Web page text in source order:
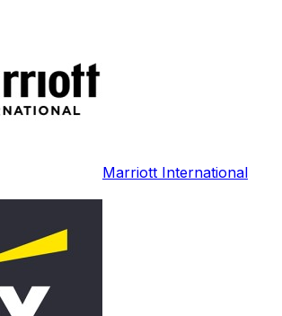
Marriott International